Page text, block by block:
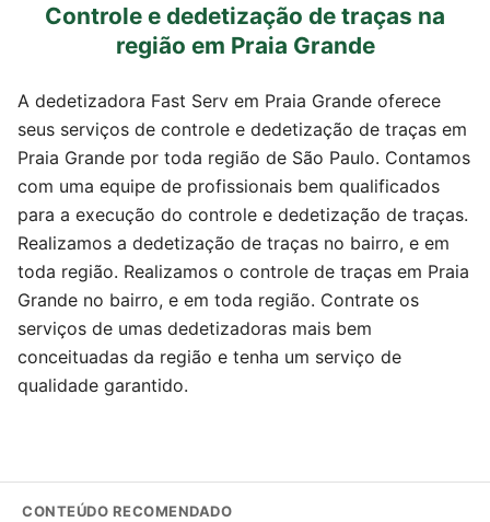
Controle e dedetização de traças na
região em Praia Grande
A dedetizadora Fast Serv em Praia Grande oferece
seus serviços de controle e dedetização de traças em
Praia Grande por toda região de São Paulo. Contamos
com uma equipe de profissionais bem qualificados
para a execução do controle e dedetização de traças.
Realizamos a dedetização de traças no bairro, e em
toda região. Realizamos o controle de traças em Praia
Grande no bairro, e em toda região. Contrate os
serviços de umas dedetizadoras mais bem
conceituadas da região e tenha um serviço de
qualidade garantido.
CONTEÚDO RECOMENDADO